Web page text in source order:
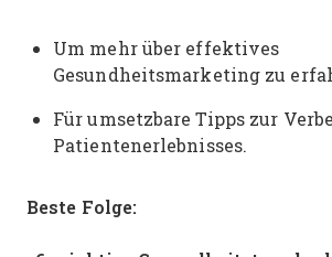
Um mehr über effektives
Gesundheitsmarketing zu
Für umsetzbare Tipps zur
Patientenerlebnisses.
Beste Folge: